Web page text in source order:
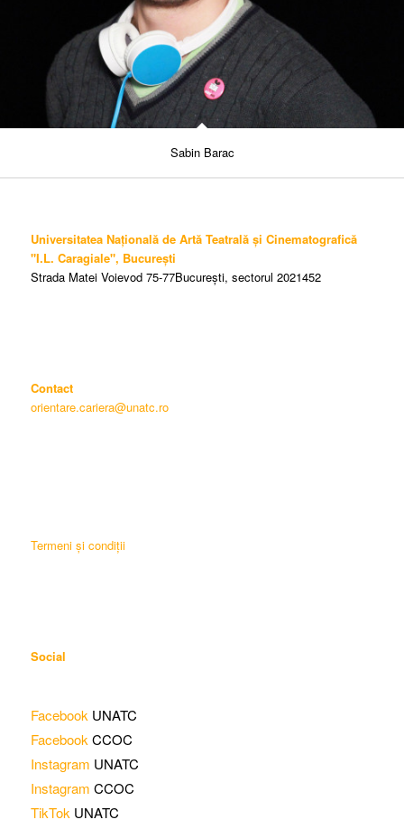
Sabin Barac
Universitatea Națională de Artă Teatrală și Cinematografică
"I.L. Caragiale", București
Strada Matei Voievod 75-77București, sectorul 2021452
Contact
orientare.cariera@unatc.ro
Termeni și condiții
Social
Facebook UNATC
Facebook CCOC
Instagram UNATC
Instagram CCOC
TikTok UNATC